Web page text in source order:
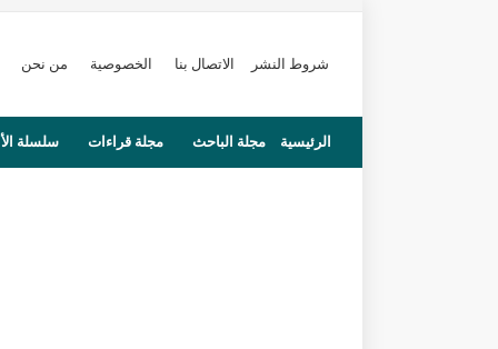
شروط النشر الاتصال بنا الخصوصية من نحن
الرئيسية مجلة الباحث مجلة قراءات سلسلة